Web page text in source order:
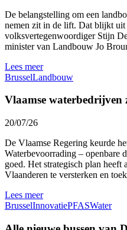
De belangstelling om een
nemen zit in de lift. Dat blijkt uit
volksvertegenwoordiger Stijn
minister van Landbouw Jo
Lees meer
BrusselLandbouw
Vlaamse waterbedrijven
20/07/26
De Vlaamse Regering keurde
Waterbevoorrading – openbare
goed. Het strategisch plan
Vlaanderen te versterken en
Lees meer
BrusselInnovatiePFASWater